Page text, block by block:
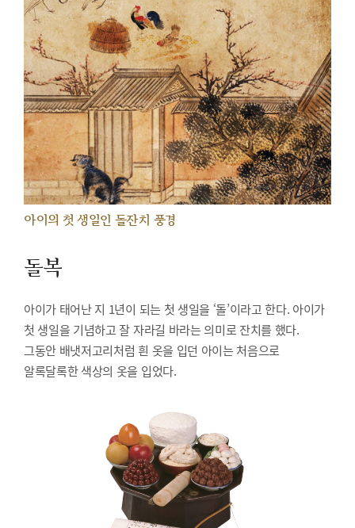
아이의 첫 생일인 돌잔치 풍경
돌복
아이가 태어난 지 1년이 되는 첫 생일을 ‘돌’이라고 한다. 아이가
첫 생일을 기념하고 잘 자라길 바라는 의미로 잔치를 했다.
그동안 배냇저고리처럼 흰 옷을 입던 아이는 처음으로
알록달록한 색상의 옷을 입었다.